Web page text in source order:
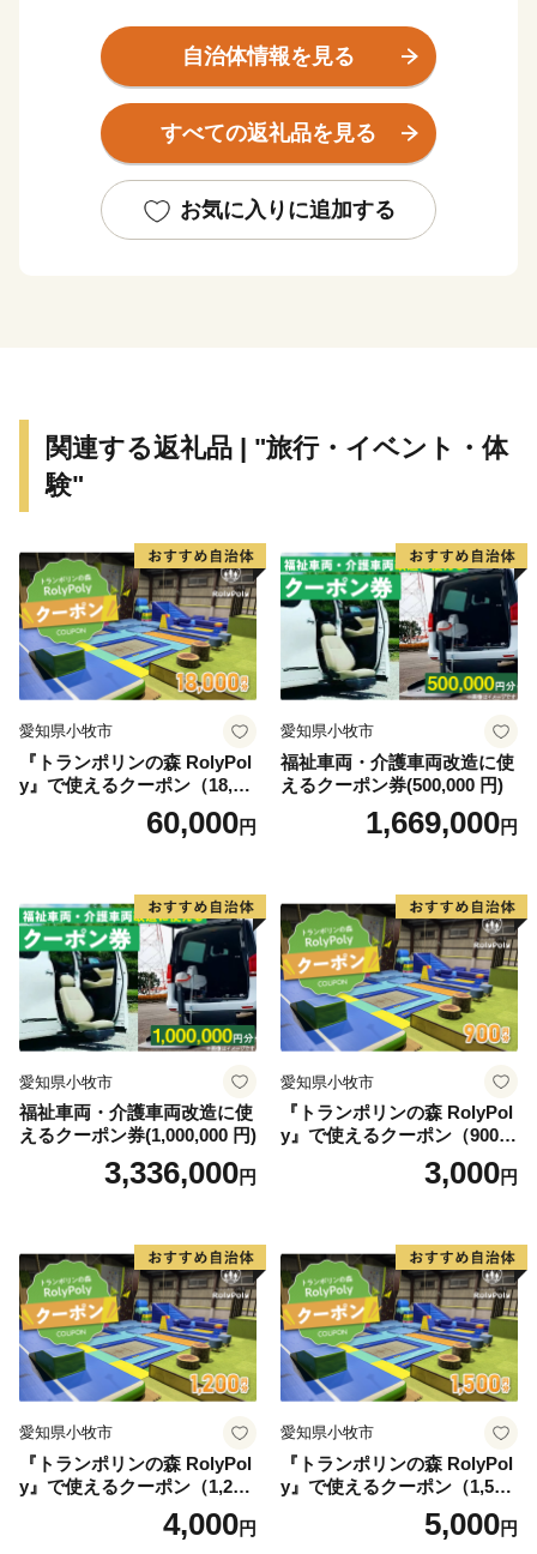
そして、今も残る多くの神社仏閣などの歴史的遺産は、
長い年月のなかで守り続けられ、今日でも中世の社会を
支えた繁栄の歴史と華やかな文化を現在に伝えていま
鎌倉市では、先人たちから受け継いだ美しい自然景観や
【お知らせ】
なる地方団体としての指定を受けております。
【担当課連絡先】
鎌倉市文化観光部産業課ふるさと寄附金担当
電話 0467-61-3845
FAX 0467-23-8700
メール furusatokifu@city.kamakura.kanagawa.jp
自治体情報を見る
すべての返礼品を見る
お気に入りに追加する
関連する返礼品 | "旅行・イベント・体
験"
愛知県小牧市
『トランポリンの森 RolyPol
y』で使えるクーポン（18,00
60,000円
愛知県小牧市
福祉車両・介護車両改造に使
えるクーポン券(500,000 円)
1,669,000円
愛知県小牧市
福祉車両・介護車両改造に使
えるクーポン券(1,000,000 円)
3,336,000円
愛知県小牧市
『トランポリンの森 RolyPol
y』で使えるクーポン（900
3,000円
愛知県小牧市
『トランポリンの森 RolyPol
y』で使えるクーポン（1,200
4,000円
愛知県小牧市
『トランポリンの森 RolyPol
y』で使えるクーポン（1,500
5,000円